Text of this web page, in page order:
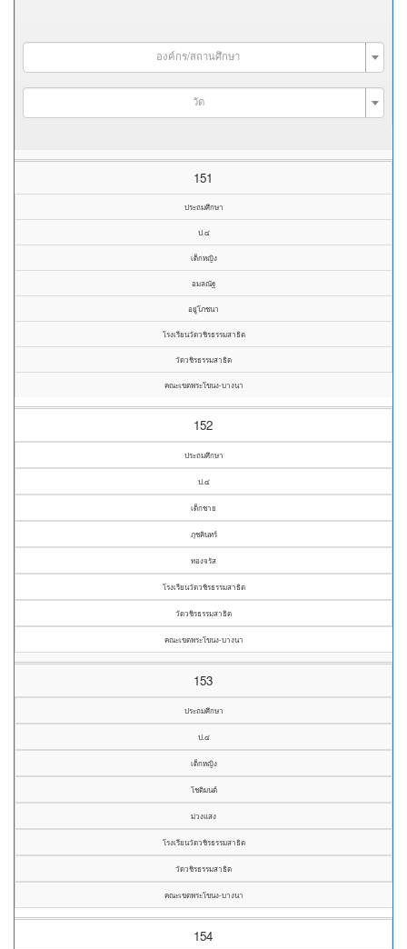
องค์กร/สถานศึกษา
วัด
151
ประถมศึกษา
ป.๔
เด็กหญิง
อมลณัฐ
อยู่โภชนา
โรงเรียนวัดวชิรธรรมสาธิต
วัดวชิรธรรมสาธิต
คณะเขตพระโขนง-บางนา
152
ประถมศึกษา
ป.๔
เด็กชาย
ภุชคินทร์
ทองจรัส
โรงเรียนวัดวชิรธรรมสาธิต
วัดวชิรธรรมสาธิต
คณะเขตพระโขนง-บางนา
153
ประถมศึกษา
ป.๔
เด็กหญิง
โชติมนต์
ม่วงแสง
โรงเรียนวัดวชิรธรรมสาธิต
วัดวชิรธรรมสาธิต
คณะเขตพระโขนง-บางนา
154